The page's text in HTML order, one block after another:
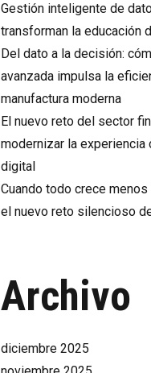
Gestión inteligente de
transforman la educación
Del dato a la decisión:
avanzada impulsa la
manufactura moderna
El nuevo reto del sector
modernizar la experiencia
digital
Cuando todo crece
el nuevo reto silencioso
Archivo
diciembre 2025